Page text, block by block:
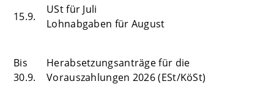
15.9.
USt für Juli
Lohnabgaben für August
Bis
30.9.
Herabsetzungsanträge für die
Vorauszahlungen 2026 (ESt/KöSt)